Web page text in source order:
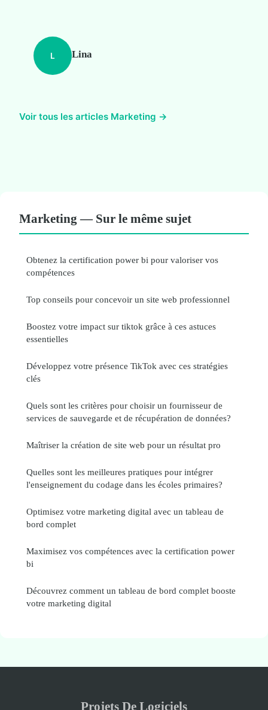
L Lina
Voir tous les articles Marketing →
Marketing — Sur le même sujet
Obtenez la certification power bi pour valoriser vos
compétences
Top conseils pour concevoir un site web professionnel
Boostez votre impact sur tiktok grâce à ces astuces
essentielles
Développez votre présence TikTok avec ces stratégies
clés
Quels sont les critères pour choisir un fournisseur de
services de sauvegarde et de récupération de données?
Maîtriser la création de site web pour un résultat pro
Quelles sont les meilleures pratiques pour intégrer
l'enseignement du codage dans les écoles primaires?
Optimisez votre marketing digital avec un tableau de
bord complet
Maximisez vos compétences avec la certification power
bi
Découvrez comment un tableau de bord complet booste
votre marketing digital
Projets De Logiciels